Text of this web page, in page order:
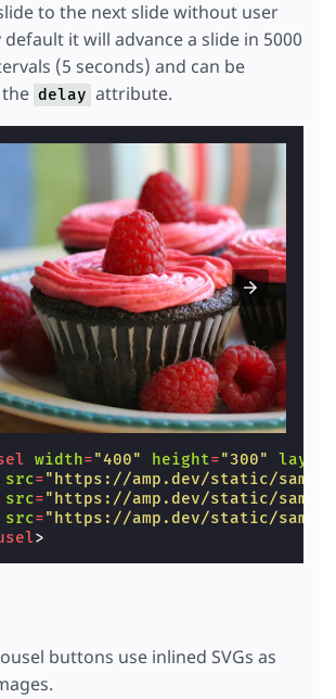
to the next slide without user
it will advance a slide in 5000
(5 seconds) and can be
delay attribute.
width="400" height="300"
src="https://amp.dev/static/
src="https://amp.dev/static/
src="https://amp.dev/static/
>
buttons use inlined SVGs as